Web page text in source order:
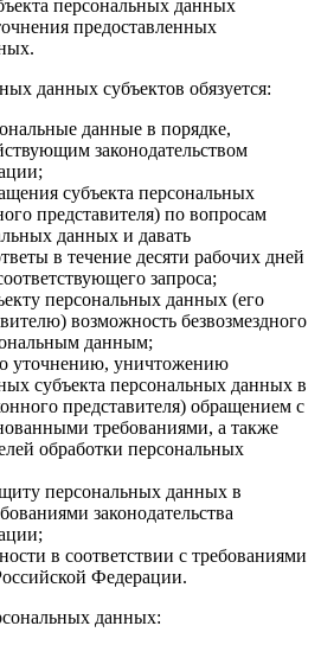
персональных данных
предоставленных
данных субъектов обязуется:
данные в порядке,
законодательством
субъекта персональных
представителя) по вопросам
данных и давать
в течение десяти рабочих дней
запроса;
персональных данных (его
возможность безвозмездного
данным;
уточнению, уничтожению
субъекта персональных данных в
представителя) обращением с
требованиями, а также
обработки персональных
персональных данных в
законодательства
в соответствии с требованиями
Федерации.
данных: